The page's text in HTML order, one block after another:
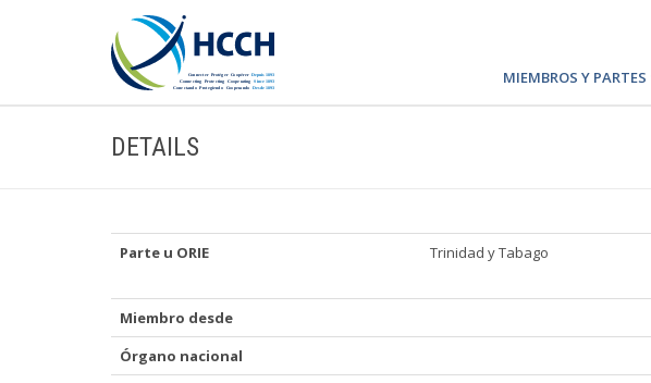
MIEMBROS Y PARTES
DETAILS
Parte u ORIE Trinidad y Tabago
Miembro desde
Órgano nacional